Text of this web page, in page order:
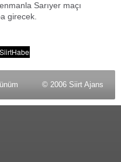
Sarıyer maçı
girecek.
© 2006 Siirt Ajans